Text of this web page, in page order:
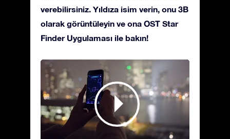
verebilirsiniz. Yıldıza isim verin, onu 3B
olarak görüntüleyin ve ona OST Star
Finder Uygulaması ile bakın!